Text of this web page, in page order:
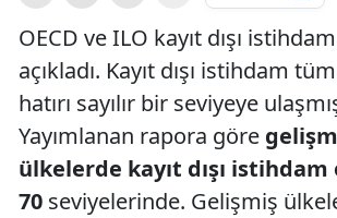
OECD ve ILO kayıt dışı
açıkladı. Kayıt dışı istihdam
hatırı sayılır bir seviyeye
Yayımlanan rapora göre
ülkelerde kayıt dışı istihdam
70 seviyelerinde. Gelişmiş